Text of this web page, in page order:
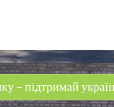
– підтримай